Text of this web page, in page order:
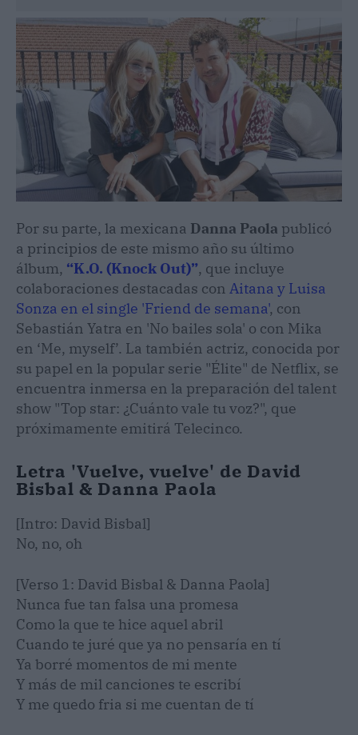
Por su parte, la mexicana Danna Paola publicó
a principios de este mismo año su último
álbum, “K.O. (Knock Out)”, que incluye
colaboraciones destacadas con Aitana y Luisa
Sonza en el single 'Friend de semana', con
Sebastián Yatra en 'No bailes sola' o con Mika
en ‘Me, myself’. La también actriz, conocida por
su papel en la popular serie "Élite" de Netflix, se
encuentra inmersa en la preparación del talent
show "Top star: ¿Cuánto vale tu voz?", que
próximamente emitirá Telecinco.
Letra 'Vuelve, vuelve' de David
Bisbal & Danna Paola
[Intro: David Bisbal]
No, no, oh
[Verso 1: David Bisbal & Danna Paola]
Nunca fue tan falsa una promesa
Como la que te hice aquel abril
Cuando te juré que ya no pensaría en tí
Ya borré momentos de mi mente
Y más de mil canciones te escribí
Y me quedo fria si me cuentan de tí